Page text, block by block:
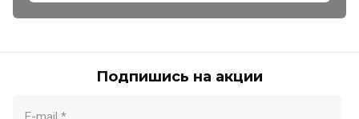
Подпишись на акции